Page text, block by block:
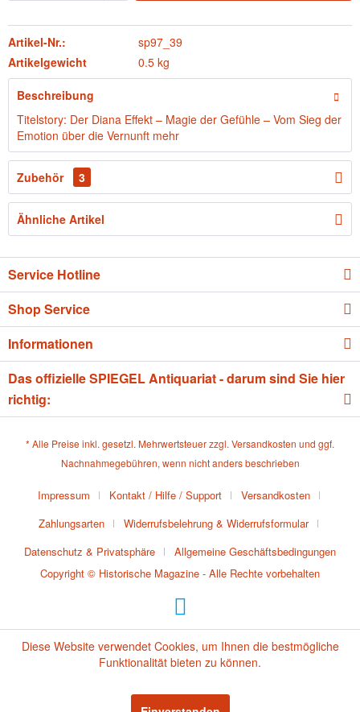
Artikel-Nr.:
sp97_39
Artikelgewicht
0.5 kg
Beschreibung
Titelstory: Der Diana Effekt – Magie der Gefühle – Vom Sieg der
Emotion über die Vernunft mehr
Zubehör 3
Ähnliche Artikel
Service Hotline
Shop Service
Informationen
Das offizielle SPIEGEL Antiquariat - darum sind Sie hier
richtig:
* Alle Preise inkl. gesetzl. Mehrwertsteuer zzgl. Versandkosten und ggf.
Nachnahmegebühren, wenn nicht anders beschrieben
Impressum Kontakt / Hilfe / Support
Versandkosten
Zahlungsarten
Widerrufsbelehrung & Widerrufsformular
Datenschutz & Privatsphäre
Allgemeine Geschäftsbedingungen
Copyright © Historische Magazine - Alle Rechte vorbehalten
Diese Website verwendet Cookies, um Ihnen die bestmögliche
Funktionalität bieten zu können.